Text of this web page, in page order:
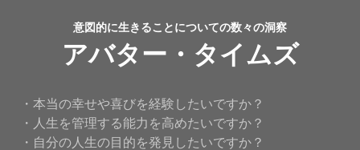
意図的に生きることについての数々の洞察
アバター・タイムズ
・本当の幸せや喜びを経験したいですか？
・人生を管理する能力を高めたいですか？
・自分の人生の目的を発見したいですか？